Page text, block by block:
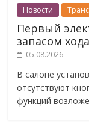
Новости
Первый
запасом
05.08.2026
В салоне
отсутствуют
функций